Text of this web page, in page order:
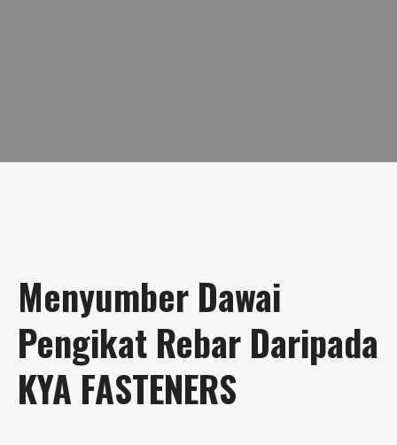
Menyumber Dawai
Pengikat Rebar Daripada
KYA FASTENERS